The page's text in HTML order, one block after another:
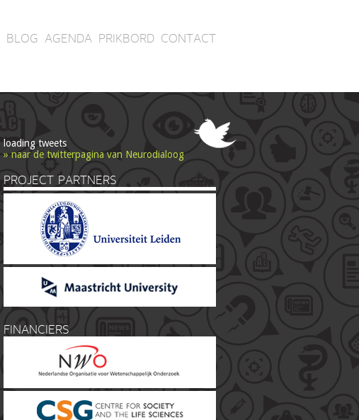
BLOG AGENDA PRIKBORD CONTACT
loading tweets
» naar de twitterpagina van Neurodialoog
PROJECT PARTNERS
FINANCIERS